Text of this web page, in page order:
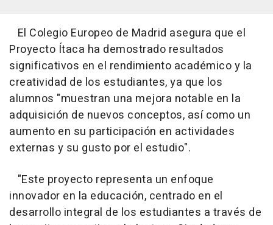
El Colegio Europeo de Madrid asegura que el
Proyecto Ítaca ha demostrado resultados
significativos en el rendimiento académico y la
creatividad de los estudiantes, ya que los
alumnos "muestran una mejora notable en la
adquisición de nuevos conceptos, así como un
aumento en su participación en actividades
externas y su gusto por el estudio".
"Este proyecto representa un enfoque
innovador en la educación, centrado en el
desarrollo integral de los estudiantes a través de